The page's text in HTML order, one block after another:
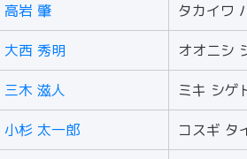
高岩 肇 タカイワ
大西 秀明 オオニシ
三木 滋人 ミキ シゲ
小杉 太一郎 コスギ タ